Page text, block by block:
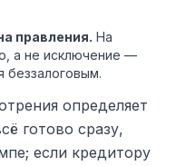
правления. На
а не исключение —
беззалоговым.
определяет
готово сразу,
если кредитору